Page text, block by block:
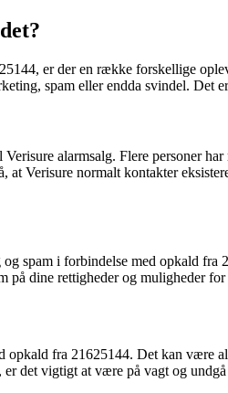
er der en række forskellige
spam eller endda svindel.
alarmsalg. Flere personer
at Verisure normalt kontakter
spam i forbindelse med opkald
dine rettigheder og muligheder for
fra 21625144. Det kan være
det vigtigt at være på vagt og